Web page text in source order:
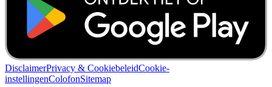
DisclaimerPrivacy & CookiebeleidCookie-
instellingenColofonSitemap